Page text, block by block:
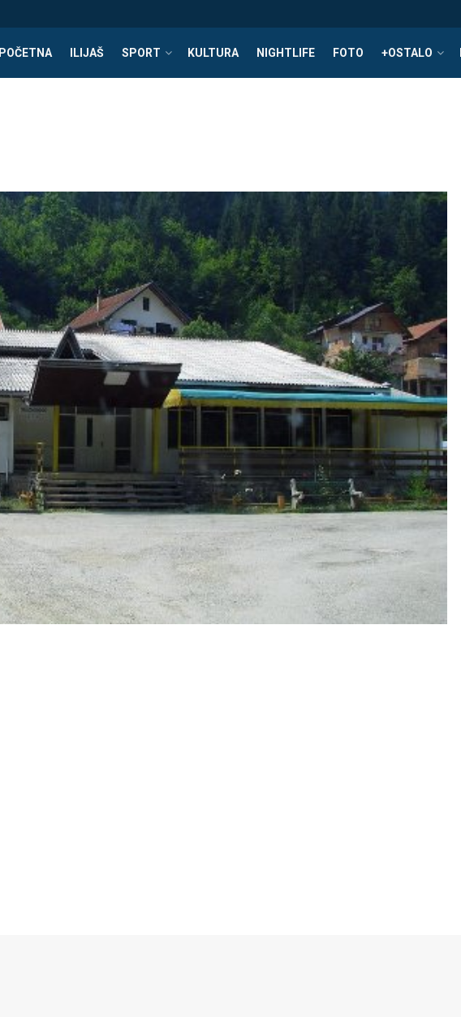
POČETNA ILIJAŠ SPORT KULTURA NIGHTLIFE FOTO +OSTALO